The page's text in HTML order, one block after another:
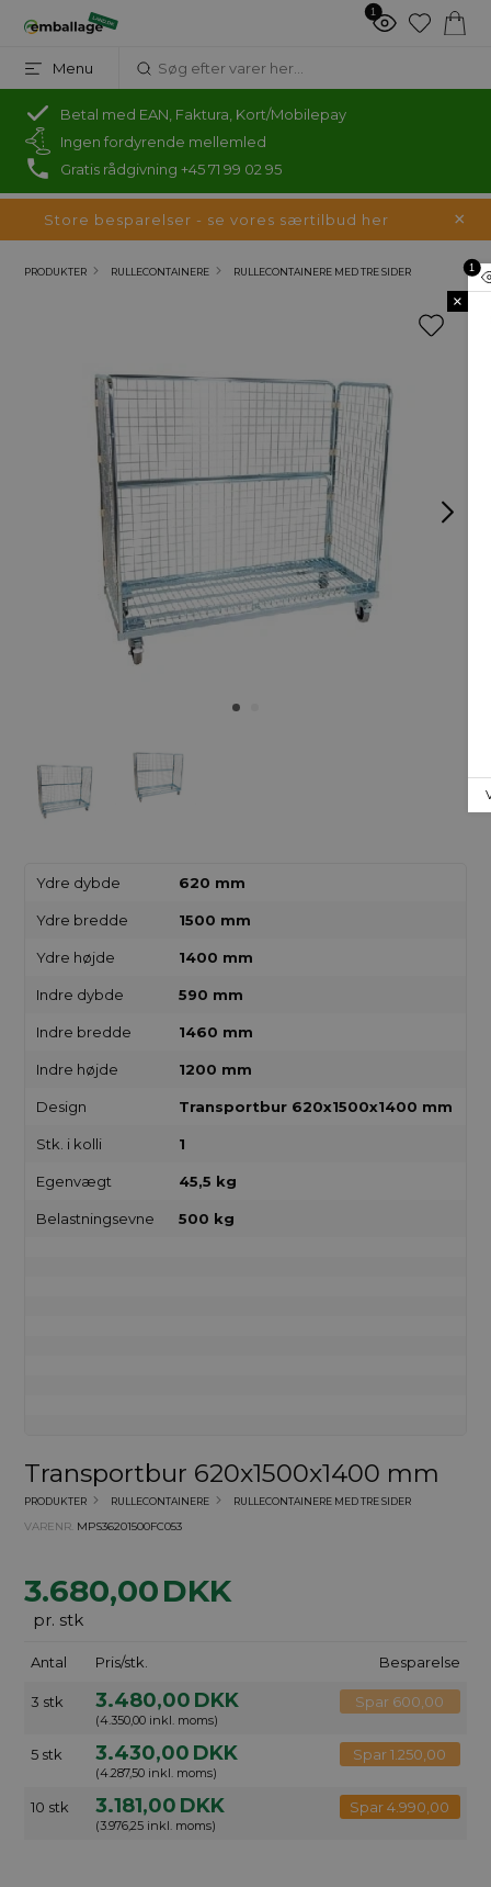
1
Menu
Betal med EAN, Faktura, Kort/Mobilepay
Ingen fordyrende mellemled
Gratis rådgivning +45 71 99 02 95
Store besparelser - se vores særtilbud her
PRODUKTER RULLECONTAINERE RULLECONTAINERE MED TRE SIDER
Ydre dybde 620 mm
Ydre bredde 1500 mm
Ydre højde 1400 mm
Indre dybde 590 mm
Indre bredde 1460 mm
Indre højde 1200 mm
Design Transportbur 620x1500x1400 mm
Stk. i kolli 1
Egenvægt 45,5 kg
Belastningsevne 500 kg
Transportbur 620x1500x1400 mm
PRODUKTER RULLECONTAINERE RULLECONTAINERE MED TRE SIDER
VARENR. MPS36201500FC053
3.680,00DKK
pr. stk
Antal Pris/stk. Besparelse
3 stk 3.480,00 DKK
(4.350,00 inkl. moms)
Spar 600,00
5 stk 3.430,00 DKK
(4.287,50 inkl. moms)
Spar 1.250,00
10 stk 3.181,00 DKK
(3.976,25 inkl. moms)
Spar 4.990,00
1
×